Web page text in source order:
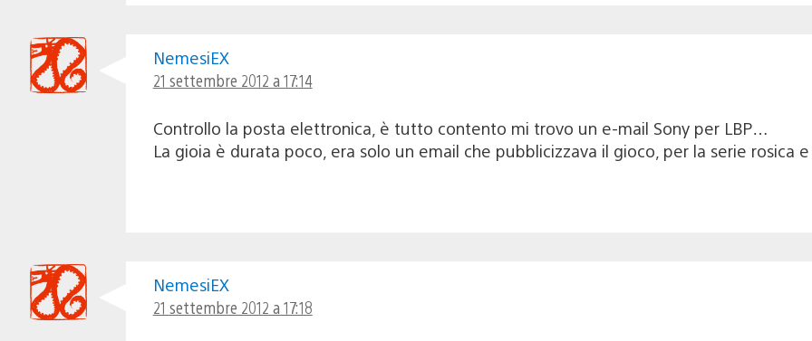
NemesiEX
21 settembre 2012 a 17:14
Controllo la posta elettronica, è tutto contento mi trovo un e-mail Sony per LBP…
La gioia è durata poco, era solo un email che pubblicizzava il gioco, per la serie rosica
NemesiEX
21 settembre 2012 a 17:18